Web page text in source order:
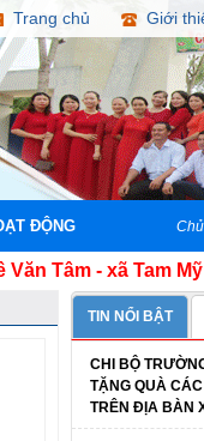
Trang chủ Giới
ĐỘNG
- xã Tam Mỹ - TP.
TIN NỔI BẬT
CHI BỘ
TẶNG QUÀ
TRÊN ĐỊA BÀN